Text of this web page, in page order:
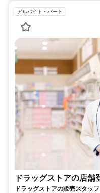
アルバイト・パート
ドラッグストアの店舗
ドラッグストアの販売スタッ